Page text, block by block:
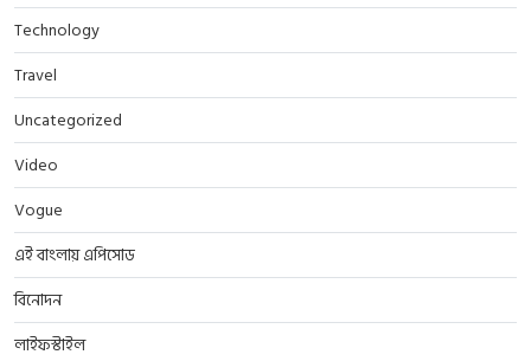
Technology
Travel
Uncategorized
Video
Vogue
এই বাংলায় এপিসোড
বিনোদন
লাইফস্টাইল